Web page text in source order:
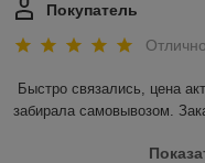
Кладочные смеси
Дверцы,
отвода дыма.
pechnoi.by
— надёжный
доставкой по Минску и
Покупатель
Отлично
Быстро связались, цена
забирала самовывозом.